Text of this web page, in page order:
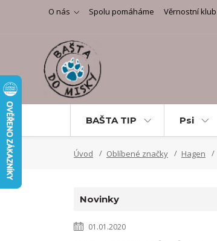
O nás Spolu pomáháme Věrnostní klub
BAŠTA TIP Psi
Úvod Oblíbené značky Hagen
Novinky
01.01.2020